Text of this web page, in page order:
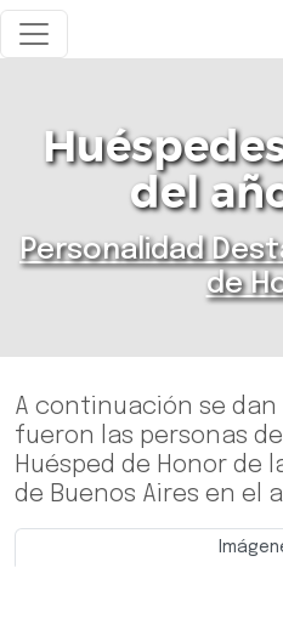
del
Personalidad
de
A continuación se
fueron las personas
Huésped de Honor de
de Buenos Aires en el